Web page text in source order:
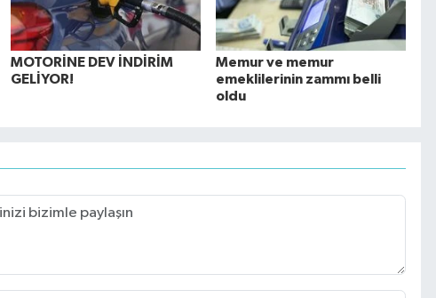
MOTORİNE DEV İNDİRİM
GELİYOR!
Memur ve memur
emeklilerinin zammı belli
oldu